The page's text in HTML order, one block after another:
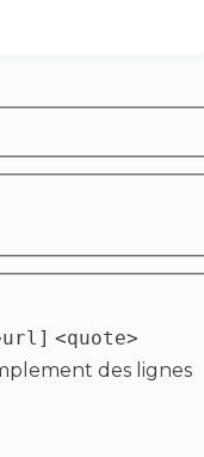
<quote>
des lignes